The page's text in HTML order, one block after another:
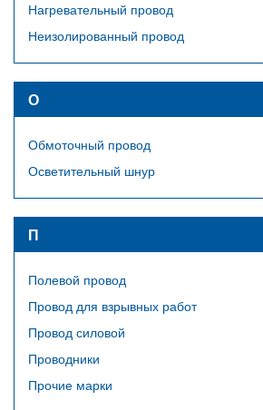
Нагревательный провод
Неизолированный провод
О
Обмоточный провод
Осветительный шнур
П
Полевой провод
Провод для взрывных работ
Провод силовой
Проводники
Прочие марки